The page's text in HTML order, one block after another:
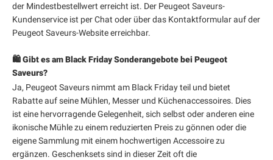
der Mindestbestellwert erreicht ist. Der Peugeot Saveurs-
Kundenservice ist per Chat oder über das Kontaktformular auf der
Peugeot Saveurs-Website erreichbar.
🛍️ Gibt es am Black Friday Sonderangebote bei Peugeot
Saveurs?
Ja, Peugeot Saveurs nimmt am Black Friday teil und bietet
Rabatte auf seine Mühlen, Messer und Küchenaccessoires. Dies
ist eine hervorragende Gelegenheit, sich selbst oder anderen eine
ikonische Mühle zu einem reduzierten Preis zu gönnen oder die
eigene Sammlung mit einem hochwertigen Accessoire zu
ergänzen. Geschenksets sind in dieser Zeit oft die